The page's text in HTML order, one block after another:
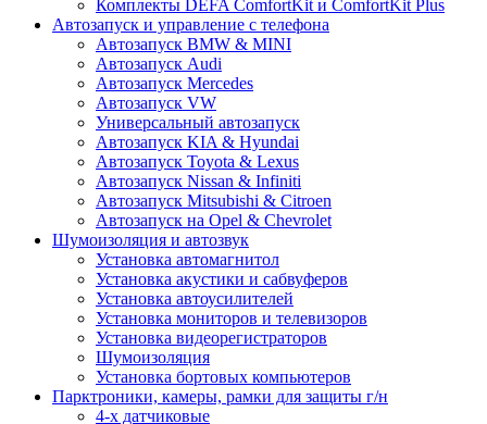
Комплекты DEFA ComfortKit и ComfortKit Plus
Автозапуск и управление с телефона
Автозапуск BMW & MINI
Автозапуск Audi
Автозапуск Mercedes
Автозапуск VW
Универсальный автозапуск
Автозапуск KIA & Hyundai
Автозапуск Toyota & Lexus
Автозапуск Nissan & Infiniti
Автозапуск Mitsubishi & Citroen
Автозапуск на Opel & Chevrolet
Шумоизоляция и автозвук
Установка автомагнитол
Установка акустики и сабвуферов
Установка автоусилителей
Установка мониторов и телевизоров
Установка видеорегистраторов
Шумоизоляция
Установка бортовых компьютеров
Парктроники, камеры, рамки для защиты г/н
4-х датчиковые